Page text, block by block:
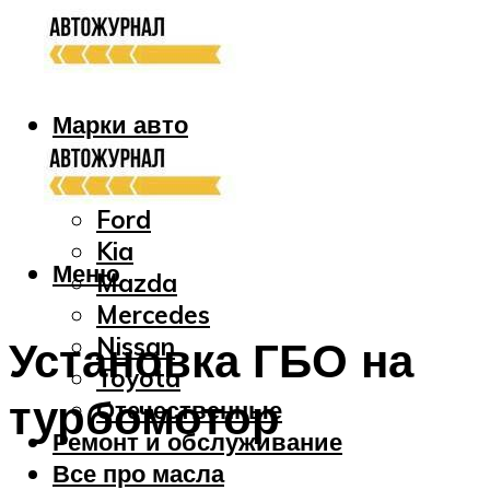
Марки авто
Audi
Bmw
Ford
Kia
Mazda
Mercedes
Nissan
Toyota
Отечественные
Ремонт и обслуживание
Все про масла
Меню
Установка ГБО на
турбомотор